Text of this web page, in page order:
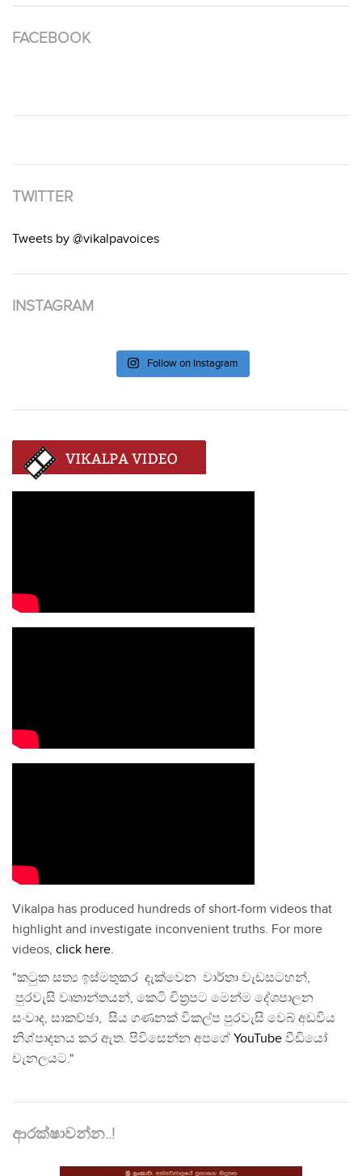
FACEBOOK
TWITTER
Tweets by @vikalpavoices
INSTAGRAM
Follow on Instagram
Vikalpa has produced hundreds of short-form videos that
highlight and investigate inconvenient truths. For more
videos, click here.
"කටුක සත්‍ය ඉස්මතුකර දැක්වෙන වාර්තා වැඩසටහන්,
පුරවැසි වෘතාන්තයන්, කෙටි චිත්‍රපට මෙන්ම දේශපාලන
සංවාද, සාකච්ඡා, සිය ගණනක් විකල්ප පුරවැසි වෙබ් අඩවිය
නිශ්පාදනය කර ඇත. පිවිසෙන්න අපගේ YouTube වීඩියෝ
චැනලයට."
ආරක්ෂාවන්න..!